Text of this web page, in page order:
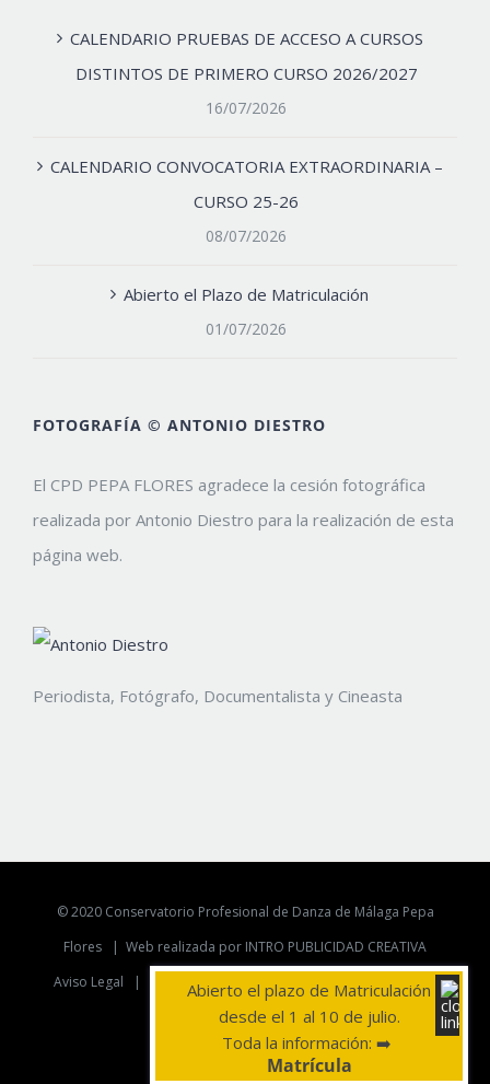
CALENDARIO PRUEBAS DE ACCESO A CURSOS
DISTINTOS DE PRIMERO CURSO 2026/2027
16/07/2026
CALENDARIO CONVOCATORIA EXTRAORDINARIA –
CURSO 25-26
08/07/2026
Abierto el Plazo de Matriculación
01/07/2026
FOTOGRAFÍA © ANTONIO DIESTRO
El CPD PEPA FLORES agradece la cesión fotográfica
realizada por Antonio Diestro para la realización de esta
página web.
Periodista, Fotógrafo, Documentalista y Cineasta
© 2020 Conservatorio Profesional de Danza de Málaga Pepa
Flores | Web realizada por INTRO PUBLICIDAD CREATIVA
Aviso Legal | Politica de Privacidad | Politica de Cookies
Abierto el plazo de Matriculación
desde el 1 al 10 de julio.
Toda la información: ➡️
Matrícula